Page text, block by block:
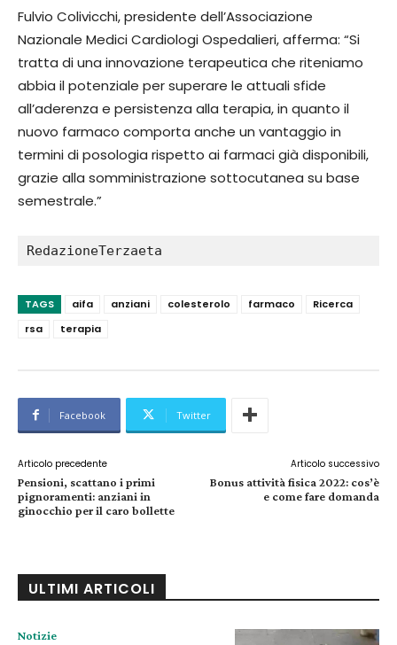
Fulvio Colivicchi, presidente dell’Associazione
Nazionale Medici Cardiologi Ospedalieri, afferma: “Si
tratta di una innovazione terapeutica che riteniamo
abbia il potenziale per superare le attuali sfide
all’aderenza e persistenza alla terapia, in quanto il
nuovo farmaco comporta anche un vantaggio in
termini di posologia rispetto ai farmaci già disponibili,
grazie alla somministrazione sottocutanea su base
semestrale.”
RedazioneTerzaeta
TAGS aifa anziani colesterolo farmaco
Ricerca
rsa
terapia
Facebook Twitter
Articolo precedente
Pensioni, scattano i primi
pignoramenti: anziani in
ginocchio per il caro bollette
Articolo successivo
Bonus attività fisica 2022: cos’è
e come fare domanda
ULTIMI ARTICOLI
Notizie